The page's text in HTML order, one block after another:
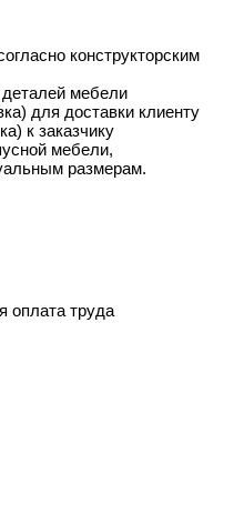
конструкторским
деталей мебели
для доставки клиенту
к заказчику
мебели,
размерам.
оплата труда